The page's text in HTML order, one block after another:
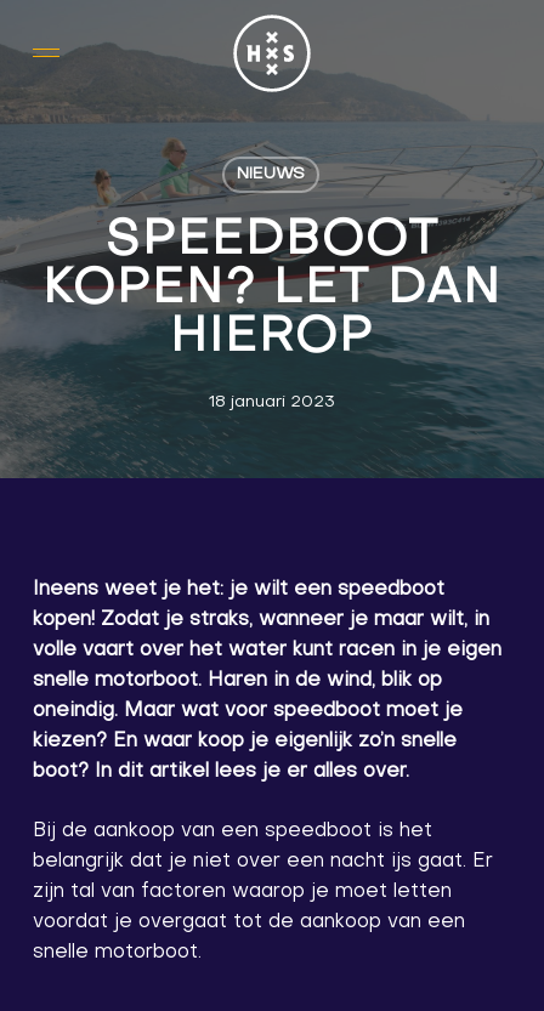
to
content
NIEUWS
SPEEDBOOT
KOPEN? LET DAN
HIEROP
18 januari 2023
Ineens weet je het: je wilt een speedboot
kopen! Zodat je straks, wanneer je maar wilt, in
volle vaart over het water kunt racen in je eigen
snelle motorboot. Haren in de wind, blik op
oneindig. Maar wat voor speedboot moet je
kiezen? En waar koop je eigenlijk zo’n snelle
boot? In dit artikel lees je er alles over.
Bij de aankoop van een speedboot is het
belangrijk dat je niet over een nacht ijs gaat. Er
zijn tal van factoren waarop je moet letten
voordat je overgaat tot de aankoop van een
snelle motorboot.